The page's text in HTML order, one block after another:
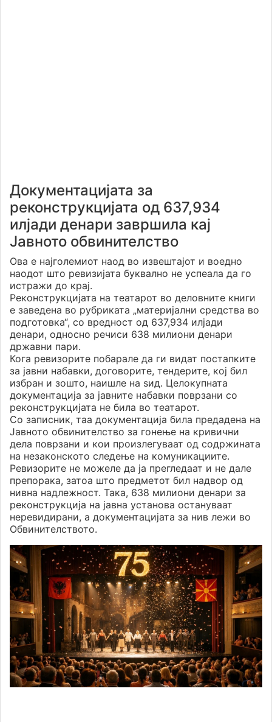
Документацијата за
реконструкцијата од 637,934
илјади денари завршила кај
Јавното обвинителство
Ова е најголемиот наод во извештајот и воедно
наодот што ревизијата буквално не успеала да го
истражи до крај.
Реконструкцијата на театарот во деловните книги
е заведена во рубриката „материјални средства во
подготовка“, со вредност од 637,934 илјади
денари, односно речиси 638 милиони денари
државни пари.
Кога ревизорите побарале да ги видат постапките
за јавни набавки, договорите, тендерите, кој бил
избран и зошто, наишле на ѕид. Целокупната
документација за јавните набавки поврзани со
реконструкцијата не била во театарот.
Со записник, таа документација била предадена на
Јавното обвинителство за гонење на кривични
дела поврзани и кои произлегуваат од содржината
на незаконското следење на комуникациите.
Ревизорите не можеле да ја прегледаат и не дале
препорака, затоа што предметот бил надвор од
нивна надлежност. Така, 638 милиони денари за
реконструкција на јавна установа остануваат
неревидирани, а документацијата за нив лежи во
Обвинителството.